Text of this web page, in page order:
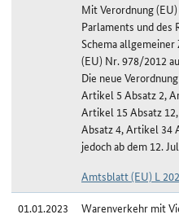
Mit Verordnung
Parlaments und des
Schema
(EU) Nr. 978/2012
Die neue
Artikel 5 Absatz 2,
Artikel 15 Absatz
Absatz 4, Artikel 34
jedoch ab dem 12.
Amtsblatt (EU) L
01.01.2023
Warenverkehr mit